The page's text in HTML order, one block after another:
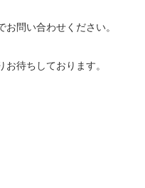
問い合わせください。
待ちしております。